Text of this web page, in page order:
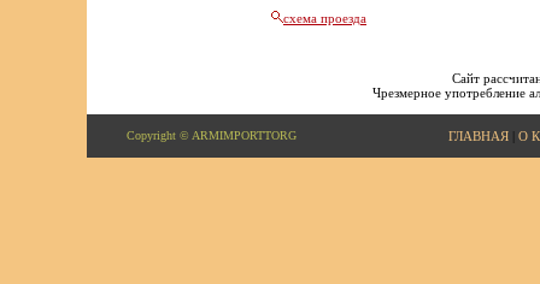
схема проезда
Сайт
Чрезмерное употребление
Copyright © ARMIMPORTTORG ГЛАВНАЯ| О